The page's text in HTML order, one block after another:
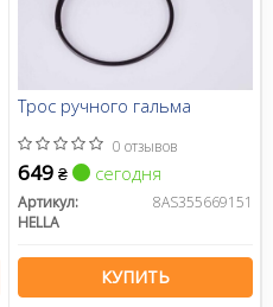
Трос ручного гальма
0 отзывов
649 ₴ сегодня
Артикул:
8AS355669151
HELLA
КУПИТЬ